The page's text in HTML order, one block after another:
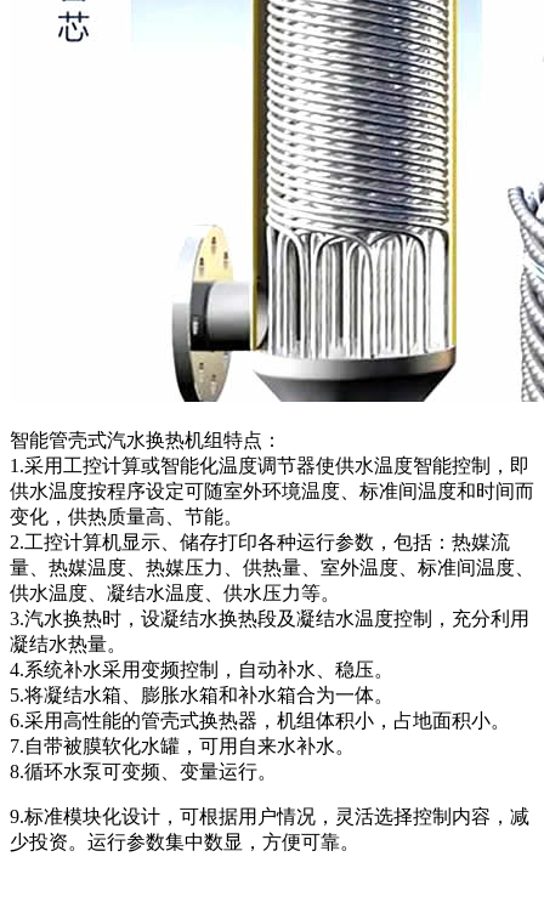
智能管壳式汽水换热机组特点：
1.采用工控计算或智能化温度调节器使供水温度智能控制，即
供水温度按程序设定可随室外环境温度、标准间温度和时间而
变化，供热质量高、节能。
2.工控计算机显示、储存打印各种运行参数，包括：热媒流
量、热媒温度、热媒压力、供热量、室外温度、标准间温度、
供水温度、凝结水温度、供水压力等。
3.汽水换热时，设凝结水换热段及凝结水温度控制，充分利用
凝结水热量。
4.系统补水采用变频控制，自动补水、稳压。
5.将凝结水箱、膨胀水箱和补水箱合为一体。
6.采用高性能的管壳式换热器，机组体积小，占地面积小。
7.自带被膜软化水罐，可用自来水补水。
8.循环水泵可变频、变量运行。
9.标准模块化设计，可根据用户情况，灵活选择控制内容，减
少投资。运行参数集中数显，方便可靠。